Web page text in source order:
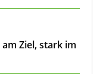
Ziel, stark im